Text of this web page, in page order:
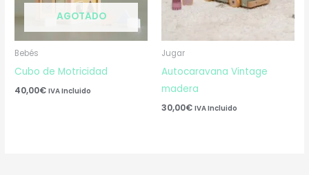
AGOTADO
Bebés
Cubo de Motricidad
40,00€ IVA Incluido
Jugar
Autocaravana Vintage
madera
30,00€ IVA Incluido